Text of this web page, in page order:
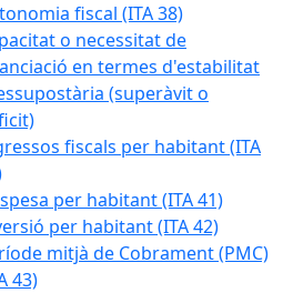
fiscal (ITA 38)
o necessitat de
en termes d'estabilitat
(superàvit o
fiscals per habitant (ITA
per habitant (ITA 41)
per habitant (ITA 42)
mitjà de Cobrament (PMC)
43)